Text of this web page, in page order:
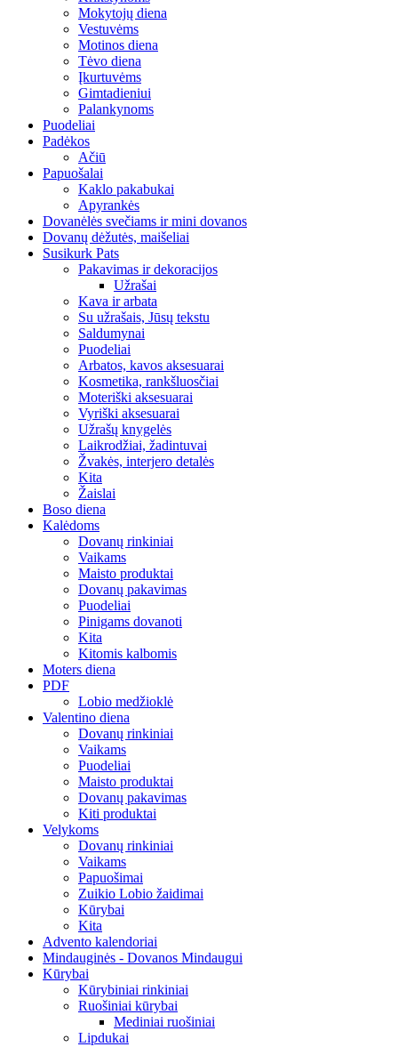
Mokytojų diena
Vestuvėms
Motinos diena
Tėvo diena
Įkurtuvėms
Gimtadieniui
Palankynoms
Puodeliai
Padėkos
Ačiū
Papuošalai
Kaklo pakabukai
Apyrankės
Dovanėlės svečiams ir mini dovanos
Dovanų dėžutės, maišeliai
Susikurk Pats
Pakavimas ir dekoracijos
Užrašai
Kava ir arbata
Su užrašais, Jūsų tekstu
Saldumynai
Puodeliai
Arbatos, kavos aksesuarai
Kosmetika, rankšluosčiai
Moteriški aksesuarai
Vyriški aksesuarai
Užrašų knygelės
Laikrodžiai, žadintuvai
Žvakės, interjero detalės
Kita
Žaislai
Boso diena
Kalėdoms
Dovanų rinkiniai
Vaikams
Maisto produktai
Dovanų pakavimas
Puodeliai
Pinigams dovanoti
Kita
Kitomis kalbomis
Moters diena
PDF
Lobio medžioklė
Valentino diena
Dovanų rinkiniai
Vaikams
Puodeliai
Maisto produktai
Dovanų pakavimas
Kiti produktai
Velykoms
Dovanų rinkiniai
Vaikams
Papuošimai
Zuikio Lobio žaidimai
Kūrybai
Kita
Advento kalendoriai
Mindauginės - Dovanos Mindaugui
Kūrybai
Kūrybiniai rinkiniai
Ruošiniai kūrybai
Mediniai ruošiniai
Lipdukai